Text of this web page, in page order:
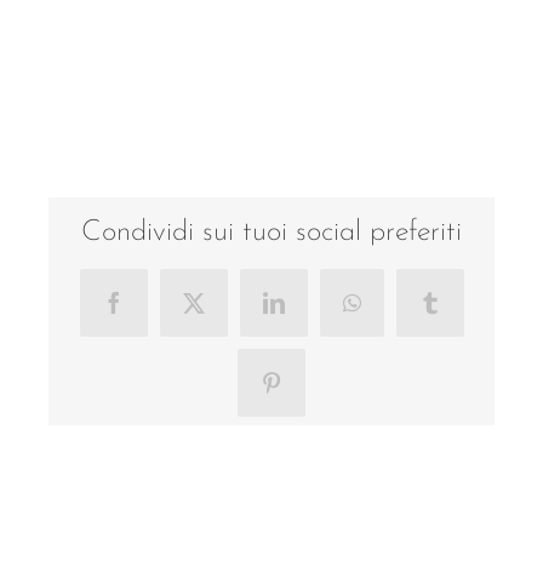
Condividi sui tuoi social preferiti
FacebookX LinkedInWhatsAppTumblr
Pinterest